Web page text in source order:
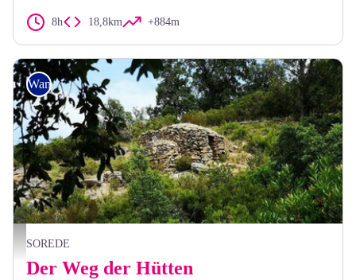
8h 18,8km +884m
OTI
Wandern
SOREDE
Der Weg der Hütten